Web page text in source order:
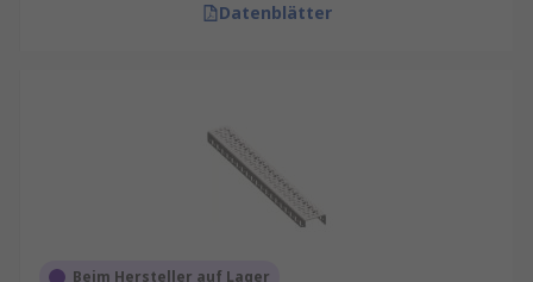
Datenblätter
Beim Hersteller auf Lager